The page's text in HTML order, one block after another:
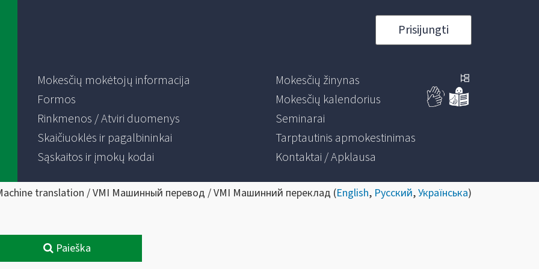
Prisijungti
Mokesčių mokėtojų informacija
Formos
Rinkmenos / Atviri duomenys
Skaičiuoklės ir pagalbininkai
Sąskaitos ir įmokų kodai
Mokesčių žinynas
Mokesčių kalendorius
Seminarai
Tarptautinis apmokestinimas
Kontaktai / Apklausa
translation / VMI Машинный перевод / VMI Машинний переклад (English, Русский,Українська)
Paieška